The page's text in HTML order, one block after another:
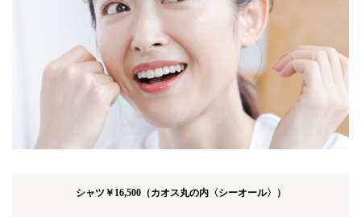
シャツ￥16,500（カオス丸の内〈シーオール〉）